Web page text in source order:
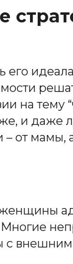
его
на тему
и даже
от
с